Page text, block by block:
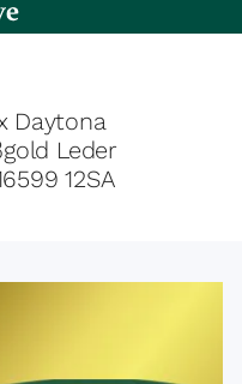
Daytona
Leder
12SA